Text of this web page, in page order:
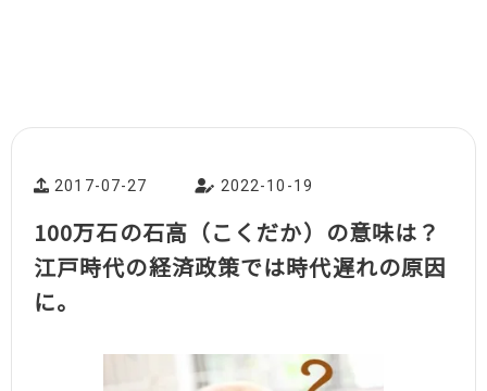
2017-07-27 2022-10-19
100万石の石高（こくだか）の意味は？
江戸時代の経済政策では時代遅れの原因
に。